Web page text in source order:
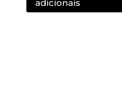
adicionais